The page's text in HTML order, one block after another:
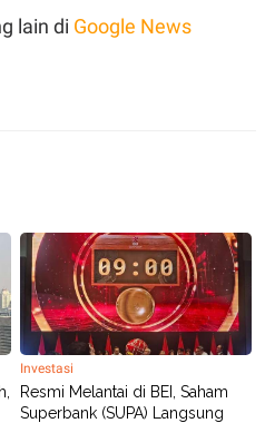
lain di Google News
Investasi
Resmi Melantai di BEI, Saham
Superbank (SUPA) Langsung